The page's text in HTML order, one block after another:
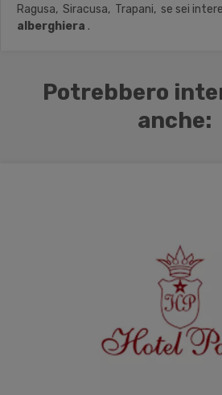
Ragusa, Siracusa, Trapani, se sei
alberghiera .
Potrebbero
anche: